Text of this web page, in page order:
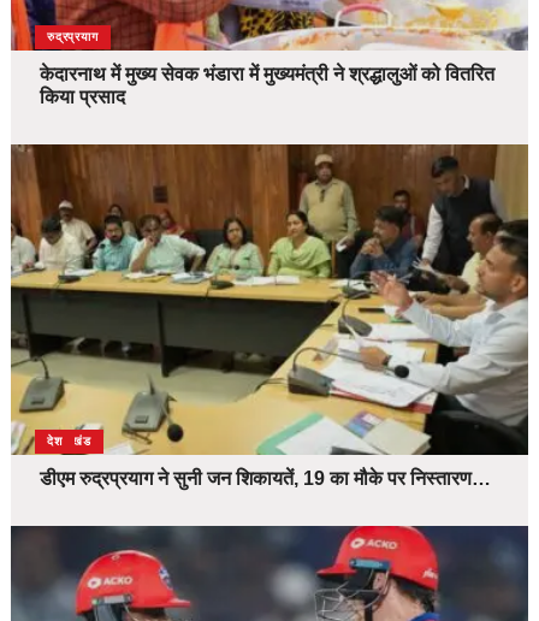
उत्तराखंड
देश
रुद्रप्रयाग
केदारनाथ में मुख्य सेवक भंडारा में मुख्यमंत्री ने श्रद्धालुओं को वितरित
किया प्रसाद
उत्तराखंड
देश
डीएम रुद्रप्रयाग ने सुनी जन शिकायतें, 19 का मौके पर निस्तारण…